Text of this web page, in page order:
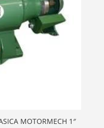
MOTORMECH 1″